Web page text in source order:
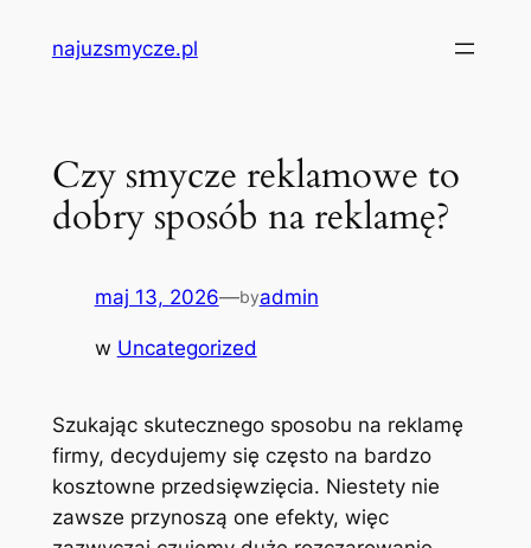
najuzsmycze.pl
Czy smycze reklamowe to
dobry sposób na reklamę?
maj 13, 2026—byadmin
w Uncategorized
Szukając skutecznego sposobu na reklamę
firmy, decydujemy się często na bardzo
kosztowne przedsięwzięcia. Niestety nie
zawsze przynoszą one efekty, więc